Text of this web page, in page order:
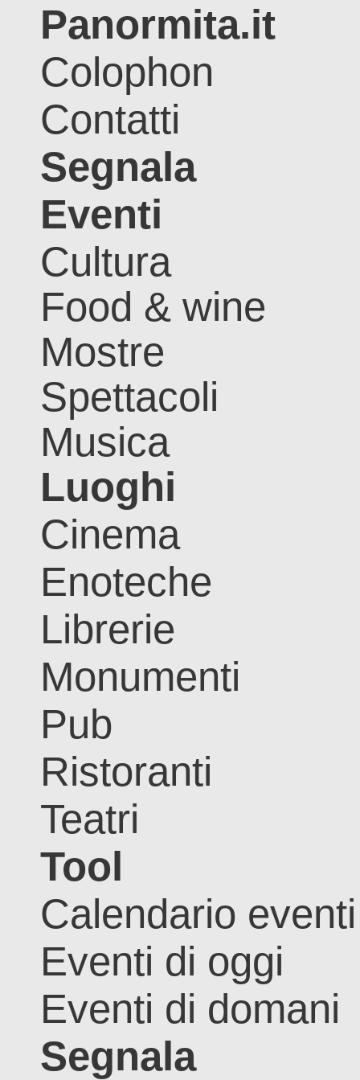
Panormita.it
Colophon
Contatti
Segnala
Eventi
Cultura
Food & wine
Mostre
Spettacoli
Musica
Luoghi
Cinema
Enoteche
Librerie
Monumenti
Pub
Ristoranti
Teatri
Tool
Calendario eventi
Eventi di oggi
Eventi di domani
Segnala